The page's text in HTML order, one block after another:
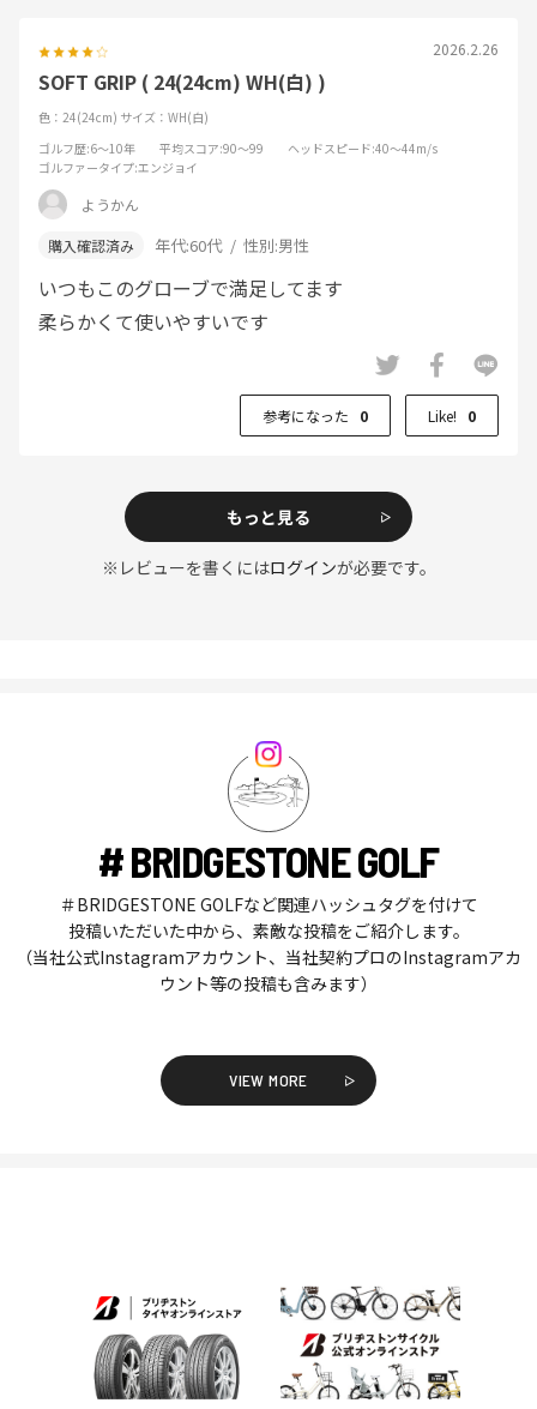
2026.2.26
SOFT GRIP ( 24(24cm) WH(白) )
色：24(24cm) サイズ：WH(白)
ゴルフ歴:6～10年 平均スコア:90～99 ヘッドスピード:40～44m/s
ゴルファータイプ:エンジョイ
ようかん
年代:60代 性別:男性
いつもこのグローブで満足してます
柔らかくて使いやすいです
参考になった 0 Like! 0
もっと見る
※レビューを書くにはログインが必要です。
# BRIDGESTONE GOLF
＃BRIDGESTONE GOLFなど関連ハッシュタグを付けて
投稿いただいた中から、素敵な投稿をご紹介します。
（当社公式Instagramアカウント、当社契約プロのInstagramアカ
ウント等の投稿も含みます）
VIEW MORE